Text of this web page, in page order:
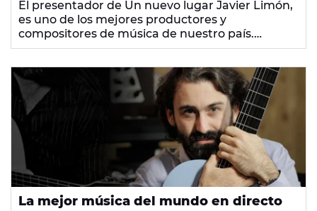
El presentador de Un nuevo lugar Javier Limón,
es uno de los mejores productores y
compositores de música de nuestro país.
También ha dedicado parte de su carrera a la
La mejor música del mundo en directo